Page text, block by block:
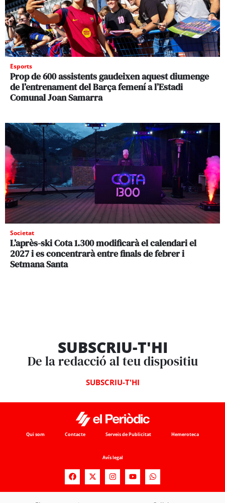
Esports
Prop de 600 assistents gaudeixen aquest diumenge
de l’entrenament del Barça femení a l’Estadi
Comunal Joan Samarra
Societat
L’après-ski Cota 1.300 modificarà el calendari el
2027 i es concentrarà entre finals de febrer i
Setmana Santa
SUBSCRIU-T'HI
De la redacció al teu dispositiu
SUBSCRIU-T'HI
Qui som Contacte Serveis de Publicitat Hemeroteca
Avís legal